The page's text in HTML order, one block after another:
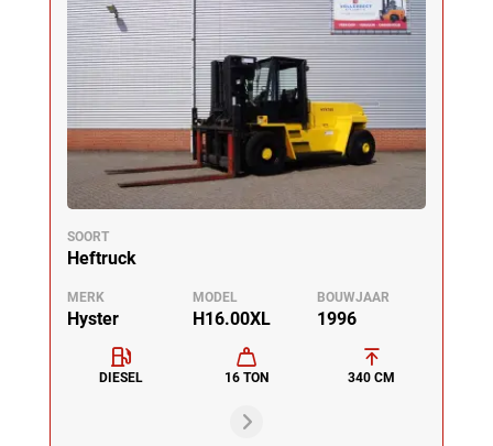
SOORT
Heftruck
MERK
Hyster
MODEL
H16.00XL
BOUWJAAR
1996
DIESEL 16 TON 340 CM